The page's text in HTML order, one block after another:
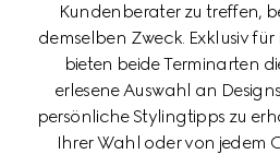
Kundenberater zu treffen,
demselben Zweck. Exklusiv
bieten beide Terminarten
erlesene Auswahl an
persönliche Stylingtipps zu
Ihrer Wahl oder von jedem